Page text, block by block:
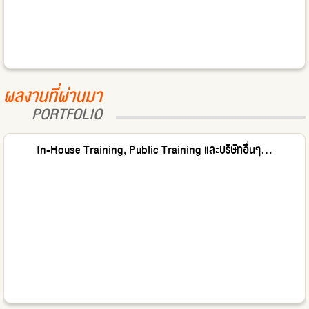
ผลงานที่ผ่านมา
PORTFOLIO
In-House Training, Public Training และบริษัทอื่นๆ...